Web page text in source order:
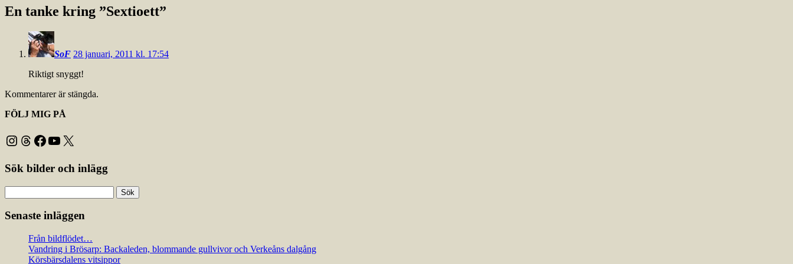
En tanke kring ”Sextioett”
SoF 28 januari, 2011 kl. 17:54
Riktigt snyggt!
Kommentarer är stängda.
FÖLJ MIG PÅ
Instagram
Threads
Facebook
YouTube
X
Sök bilder och inlägg
efter:
Senaste inläggen
Från bildflödet…
Vandring i Brösarp: Backaleden, blommande gullvivor och Verkeåns dalgång
Körsbärsdalens vitsippor